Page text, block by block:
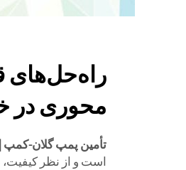
راه‌حل‌های
محوری در
تأمین پمپ گلان-
است و از نظر